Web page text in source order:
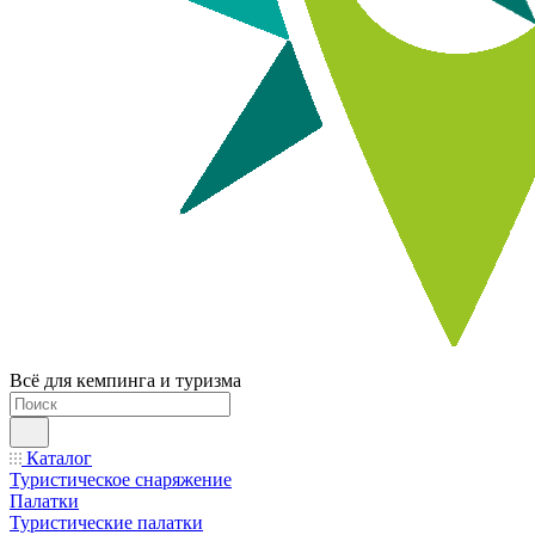
Всё для кемпинга и туризма
Каталог
Туристическое снаряжение
Палатки
Туристические палатки